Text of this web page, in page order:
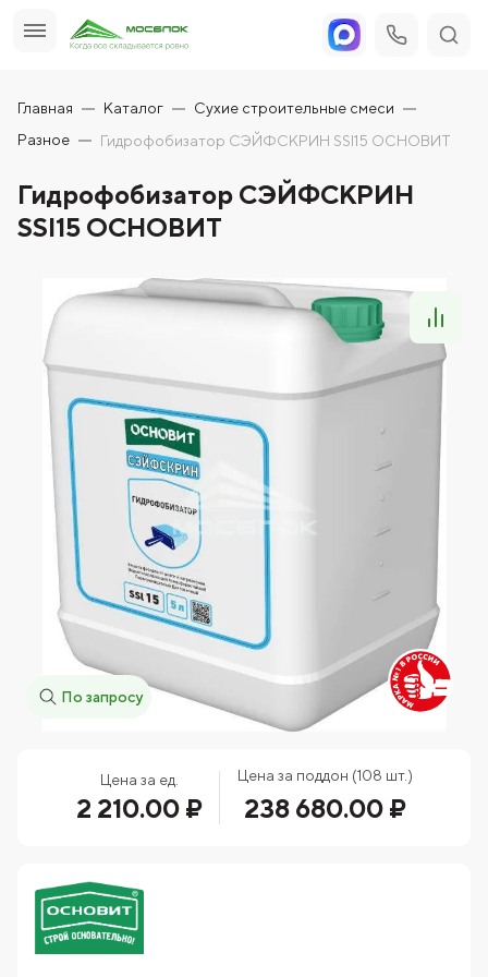
Главная Каталог
Сухие строительные смеси
Разное
Гидрофобизатор СЭЙФСКРИН SSl15 ОСНОВИТ
Гидрофобизатор СЭЙФСКРИН
SSl15 ОСНОВИТ
По запросу
Цена за ед.
2 210.00 ₽
Цена за поддон (108 шт.)
238 680.00 ₽